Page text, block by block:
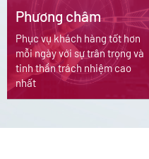
Phương châm
Phục vụ khách hàng tốt hơn
mỗi ngày với sự trân trọng và
tinh thần trách nhiệm cao
nhất